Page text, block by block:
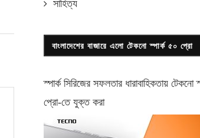
সাহিত্য
বাংলাদেশের বাজারে এলো টেকনো স্পার্ক ৫০ প্রো
স্পার্ক সিরিজের সফলতার ধারাবাহিকতায় টেকনো
প্রো-তে যুক্ত করা